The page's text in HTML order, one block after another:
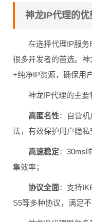
神龙IP代理的优
在选择代理IP服
很多开发者的首选。
+纯净IP资源，确保用
神龙IP代理的主要
高匿名性：自营
法，有效保护用户隐私
高速稳定：30ms
集效率；
协议全面：支持
S5等多种协议，满足不